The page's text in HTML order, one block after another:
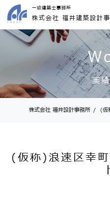
一級建築士事務所
株式会社 福井建築設計
実
株式会社 福井設計事務所 / (仮
(仮称)浪速区幸